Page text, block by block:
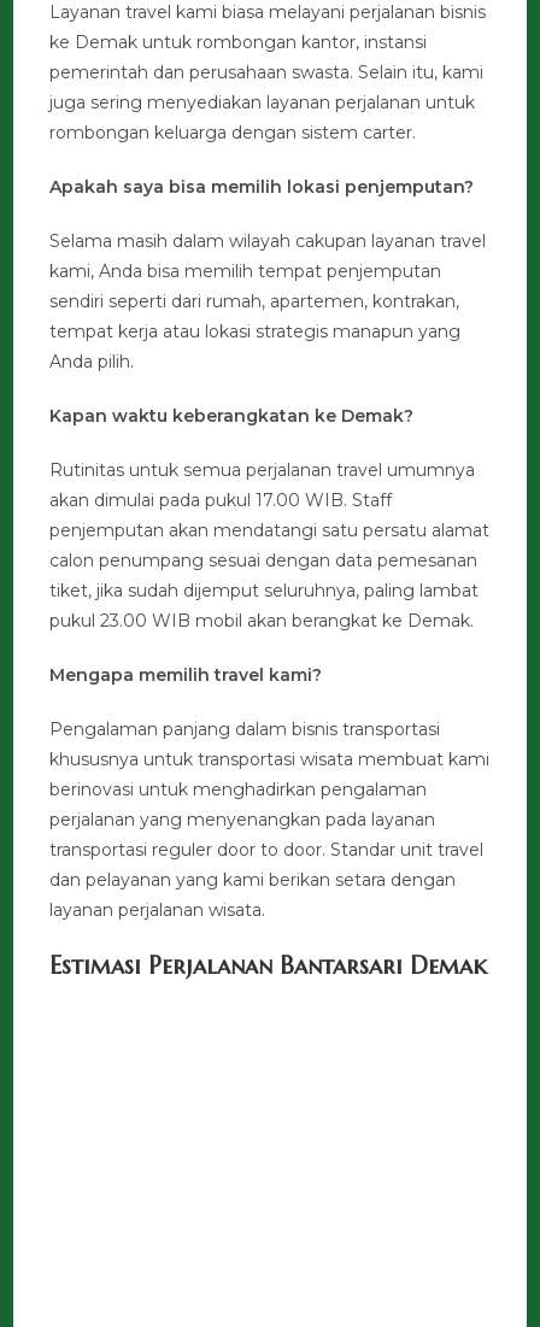
Layanan travel kami biasa melayani perjalanan bisnis
ke Demak untuk rombongan kantor, instansi
pemerintah dan perusahaan swasta. Selain itu, kami
juga sering menyediakan layanan perjalanan untuk
rombongan keluarga dengan sistem carter.
Apakah saya bisa memilih lokasi penjemputan?
Selama masih dalam wilayah cakupan layanan travel
kami, Anda bisa memilih tempat penjemputan
sendiri seperti dari rumah, apartemen, kontrakan,
tempat kerja atau lokasi strategis manapun yang
Anda pilih.
Kapan waktu keberangkatan ke Demak?
Rutinitas untuk semua perjalanan travel umumnya
akan dimulai pada pukul 17.00 WIB. Staff
penjemputan akan mendatangi satu persatu alamat
calon penumpang sesuai dengan data pemesanan
tiket, jika sudah dijemput seluruhnya, paling lambat
pukul 23.00 WIB mobil akan berangkat ke Demak.
Mengapa memilih travel kami?
Pengalaman panjang dalam bisnis transportasi
khususnya untuk transportasi wisata membuat kami
berinovasi untuk menghadirkan pengalaman
perjalanan yang menyenangkan pada layanan
transportasi reguler door to door. Standar unit travel
dan pelayanan yang kami berikan setara dengan
layanan perjalanan wisata.
Estimasi Perjalanan Bantarsari Demak